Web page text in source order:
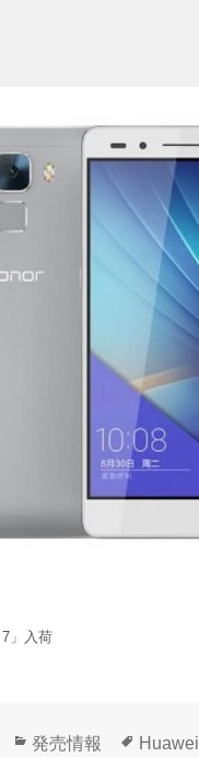
」入荷
カ
発売情報
タ
Huawei